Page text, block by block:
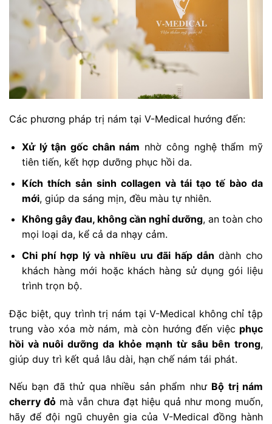
Các phương pháp trị nám tại V-Medical hướng đến:
Xử lý tận gốc chân nám nhờ công nghệ thẩm mỹ
tiên tiến, kết hợp dưỡng phục hồi da.
Kích thích sản sinh collagen và tái tạo tế bào da
mới, giúp da sáng mịn, đều màu tự nhiên.
Không gây đau, không cần nghỉ dưỡng, an toàn cho
mọi loại da, kể cả da nhạy cảm.
Chi phí hợp lý và nhiều ưu đãi hấp dẫn dành cho
khách hàng mới hoặc khách hàng sử dụng gói liệu
trình trọn bộ.
Đặc biệt, quy trình trị nám tại V-Medical không chỉ tập
trung vào xóa mờ nám, mà còn hướng đến việc phục
hồi và nuôi dưỡng da khỏe mạnh từ sâu bên trong,
giúp duy trì kết quả lâu dài, hạn chế nám tái phát.
Nếu bạn đã thử qua nhiều sản phẩm như Bộ trị nám
cherry đỏmà vẫn chưa đạt hiệu quả như mong muốn,
hãy để đội ngũ chuyên gia của V-Medical đồng hành